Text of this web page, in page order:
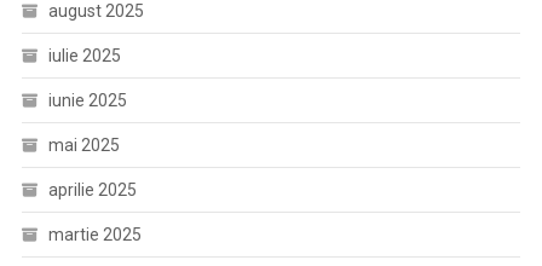
august 2025
iulie 2025
iunie 2025
mai 2025
aprilie 2025
martie 2025